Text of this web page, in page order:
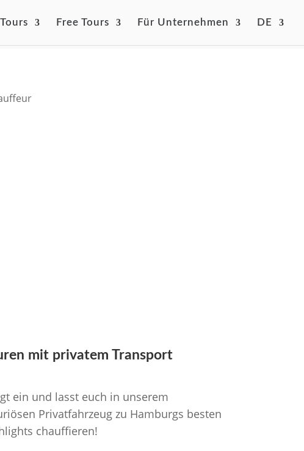
Free Tours Für Unternehmen DE
mit privatem Transport
ein und lasst euch in unserem
Privatfahrzeug zu Hamburgs besten
chauffieren!